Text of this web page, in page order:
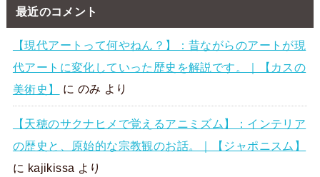
最近のコメント
【現代アートって何やねん？】：昔ながらのアートが現
代アートに変化していった歴史を解説です。｜【カスの
美術史】
に のみ より
【天穂のサクナヒメで覚えるアニミズム】：インテリア
の歴史と、原始的な宗教観のお話。｜【ジャポニスム】
に kajikissa より